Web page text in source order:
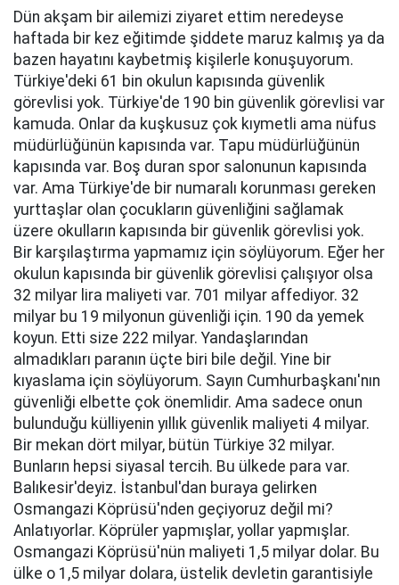
Dün akşam bir ailemizi ziyaret ettim neredeyse
haftada bir kez eğitimde şiddete maruz kalmış ya da
bazen hayatını kaybetmiş kişilerle konuşuyorum.
Türkiye'deki 61 bin okulun kapısında güvenlik
görevlisi yok. Türkiye'de 190 bin güvenlik görevlisi var
kamuda. Onlar da kuşkusuz çok kıymetli ama nüfus
müdürlüğünün kapısında var. Tapu müdürlüğünün
kapısında var. Boş duran spor salonunun kapısında
var. Ama Türkiye'de bir numaralı korunması gereken
yurttaşlar olan çocukların güvenliğini sağlamak
üzere okulların kapısında bir güvenlik görevlisi yok.
Bir karşılaştırma yapmamız için söylüyorum. Eğer her
okulun kapısında bir güvenlik görevlisi çalışıyor olsa
32 milyar lira maliyeti var. 701 milyar affediyor. 32
milyar bu 19 milyonun güvenliği için. 190 da yemek
koyun. Etti size 222 milyar. Yandaşlarından
almadıkları paranın üçte biri bile değil. Yine bir
kıyaslama için söylüyorum. Sayın Cumhurbaşkanı'nın
güvenliği elbette çok önemlidir. Ama sadece onun
bulunduğu külliyenin yıllık güvenlik maliyeti 4 milyar.
Bir mekan dört milyar, bütün Türkiye 32 milyar.
Bunların hepsi siyasal tercih. Bu ülkede para var.
Balıkesir'deyiz. İstanbul'dan buraya gelirken
Osmangazi Köprüsü'nden geçiyoruz değil mi?
Anlatıyorlar. Köprüler yapmışlar, yollar yapmışlar.
Osmangazi Köprüsü'nün maliyeti 1,5 milyar dolar. Bu
ülke o 1,5 milyar dolara, üstelik devletin garantisiyle